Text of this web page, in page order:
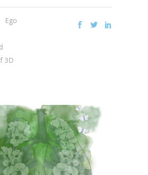
Ego
3D